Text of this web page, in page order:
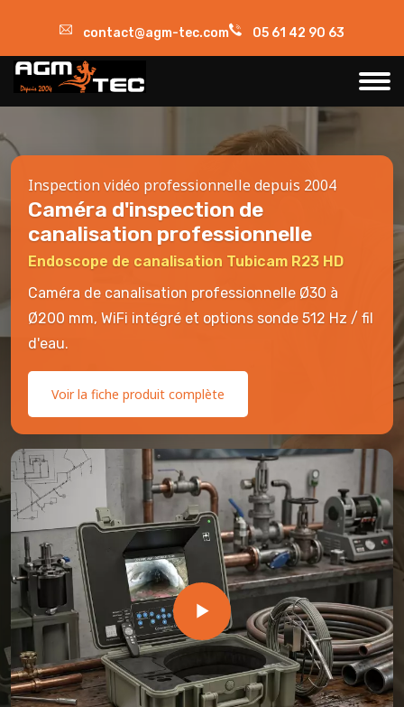
contact@agm-tec.com 05 61 42 90 63
Inspection vidéo professionnelle depuis 2004
Caméra d'inspection de
canalisation professionnelle
Endoscope de canalisation Tubicam R23 HD
Caméra de canalisation professionnelle Ø30 à
Ø200 mm, WiFi intégré et options sonde 512 Hz / fil
d'eau.
Voir la fiche produit complète